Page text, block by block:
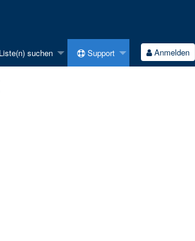
Liste(n) suchen Support Anmelden